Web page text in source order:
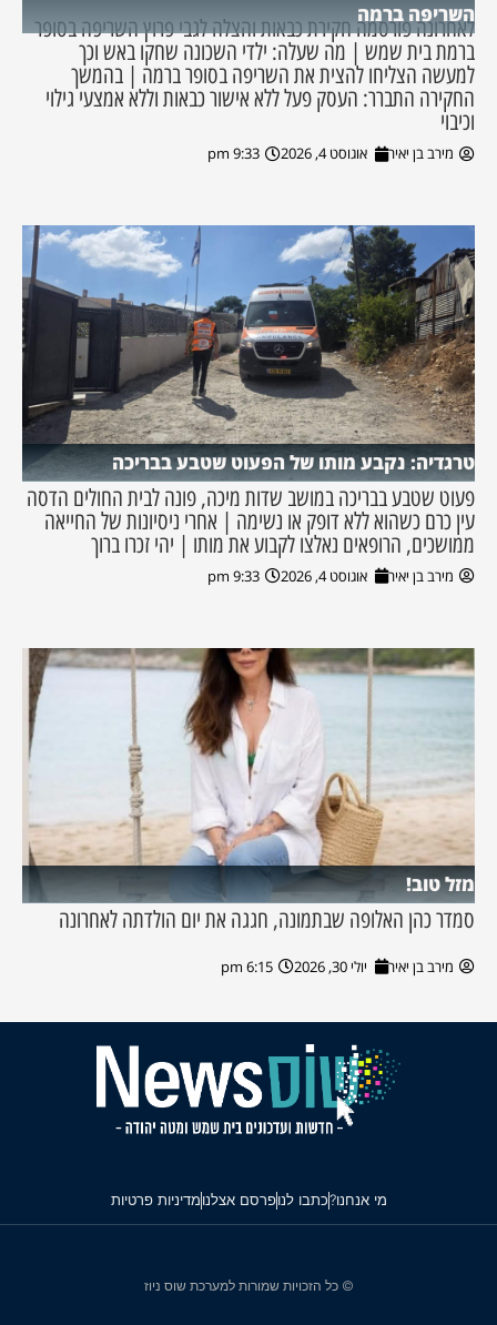
השריפה ברמה
לאחרונה פורסמה חקירת כבאות והצלה לגבי פרוץ השריפה בסופר
ברמת בית שמש | מה שעלה: ילדי השכונה שחקו באש וכך
למעשה הצליחו להצית את השריפה בסופר ברמה | בהמשך
החקירה התברר: העסק פעל ללא אישור כבאות וללא אמצעי גילוי
וכיבוי
מירב בן יאיר אוגוסט 4, 2026 9:33 pm
טרגדיה: נקבע מותו של הפעוט שטבע בבריכה
פעוט שטבע בבריכה במושב שדות מיכה, פונה לבית החולים הדסה
עין כרם כשהוא ללא דופק או נשימה | אחרי ניסיונות של החייאה
ממושכים, הרופאים נאלצו לקבוע את מותו | יהי זכרו ברוך
מירב בן יאיר אוגוסט 4, 2026 9:33 pm
מזל טוב!
סמדר כהן האלופה שבתמונה, חגגה את יום הולדתה לאחרונה
מירב בן יאיר יולי 30, 2026 6:15 pm
מי אנחנו?כתבו לנופרסם אצלנומדיניות פרטיות
© כל הזכויות שמורות למערכת שוס ניוז